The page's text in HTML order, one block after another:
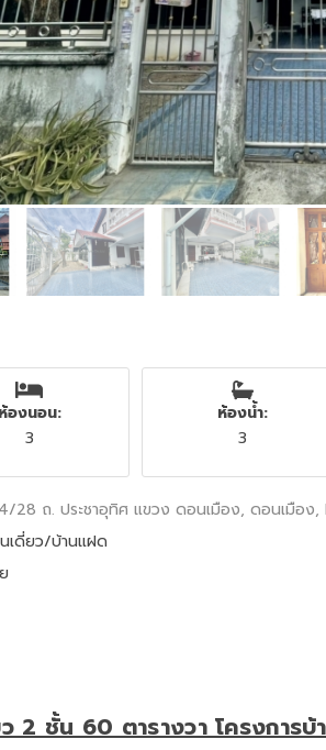
ห้องนอน:
3
ห้องน้ำ:
3
28 ถ. ประชาอุทิศ แขวง ดอนเมือง, ดอนเมือง,
เดี่ยว/บ้านแฝด
2 ชั้น 60 ตารางวา โครงการ